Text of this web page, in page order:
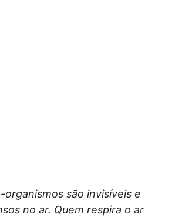
organismos são invisíveis e
no ar. Quem respira o ar